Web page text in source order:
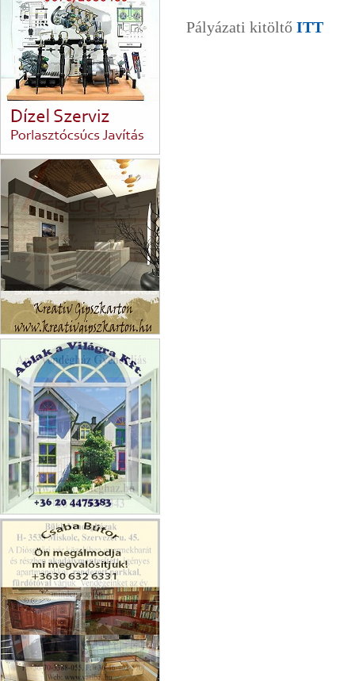
Porlasztócsúcs Javítás
Kreativ Gipszkarton
Ablak a Világra Kft.
Pályázati kitöltő ITT